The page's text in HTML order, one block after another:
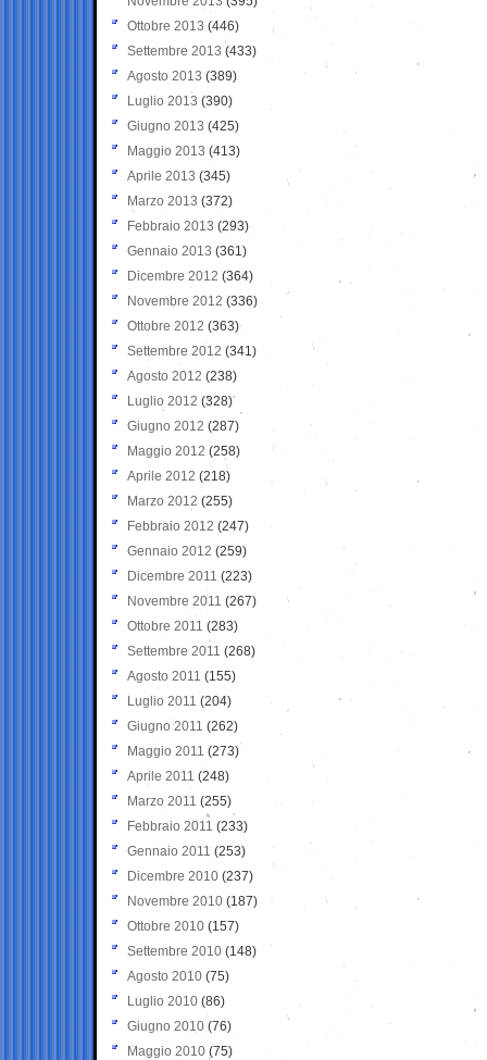
Ottobre 2013 (446)
Settembre 2013 (433)
Agosto 2013 (389)
Luglio 2013 (390)
Giugno 2013 (425)
Maggio 2013 (413)
Aprile 2013 (345)
Marzo 2013 (372)
Febbraio 2013 (293)
Gennaio 2013 (361)
Dicembre 2012 (364)
Novembre 2012 (336)
Ottobre 2012 (363)
Settembre 2012 (341)
Agosto 2012 (238)
Luglio 2012 (328)
Giugno 2012 (287)
Maggio 2012 (258)
Aprile 2012 (218)
Marzo 2012 (255)
Febbraio 2012 (247)
Gennaio 2012 (259)
Dicembre 2011 (223)
Novembre 2011 (267)
Ottobre 2011 (283)
Settembre 2011 (268)
Agosto 2011 (155)
Luglio 2011 (204)
Giugno 2011 (262)
Maggio 2011 (273)
Aprile 2011 (248)
Marzo 2011 (255)
Febbraio 2011 (233)
Gennaio 2011 (253)
Dicembre 2010 (237)
Novembre 2010 (187)
Ottobre 2010 (157)
Settembre 2010 (148)
Agosto 2010 (75)
Luglio 2010 (86)
Giugno 2010 (76)
Maggio 2010 (75)